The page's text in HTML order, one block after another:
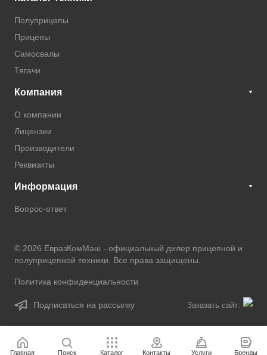
Полуприцепы
Прицепы
Самосвалы
Тягачи
Компания
О компании
Лицензии
Производители
Реквизиты
Информация
Вопрос-ответ
© 2026 ЕвразКомМаш - официальный дилер прицепной и
полуприцепной техники . Все права защищены.
Политика конфиденциальности
Подписаться на рассылку Заказать сайт:
Главная Поиск Каталог Контакты Услуги Бренды